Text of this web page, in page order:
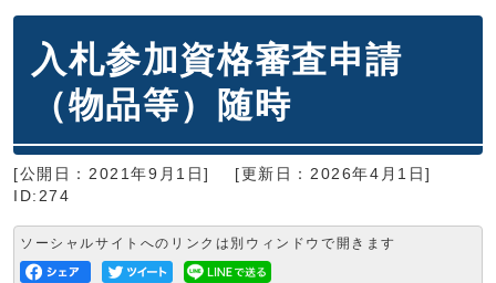
入札参加資格審査申請
（物品等）随時
[公開日：2021年9月1日]
[更新日：2026年4月1日]
ID:274
ソーシャルサイトへのリンクは別ウィンドウで開きます